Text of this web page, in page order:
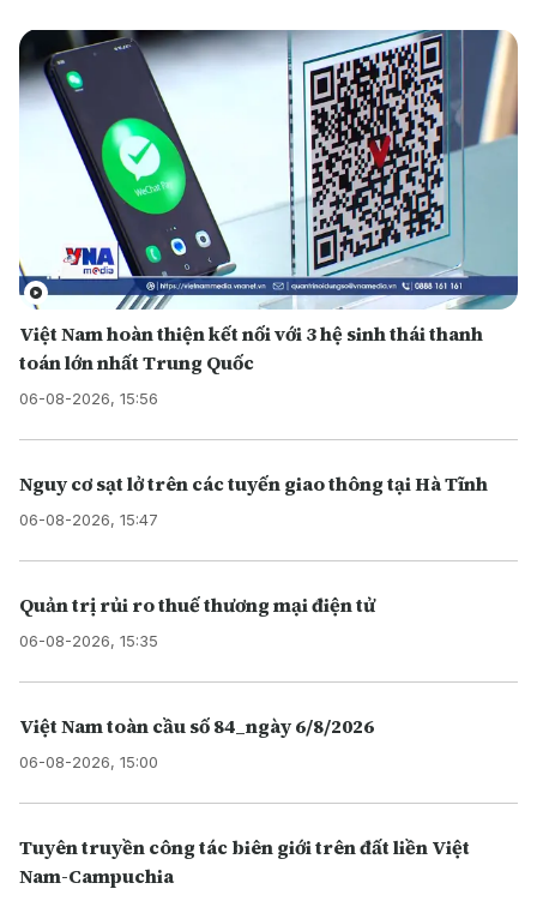
Việt Nam hoàn thiện kết nối với 3 hệ sinh thái thanh
toán lớn nhất Trung Quốc
06-08-2026, 15:56
Nguy cơ sạt lở trên các tuyến giao thông tại Hà Tĩnh
06-08-2026, 15:47
Quản trị rủi ro thuế thương mại điện tử
06-08-2026, 15:35
Việt Nam toàn cầu số 84_ngày 6/8/2026
06-08-2026, 15:00
Tuyên truyền công tác biên giới trên đất liền Việt
Nam-Campuchia